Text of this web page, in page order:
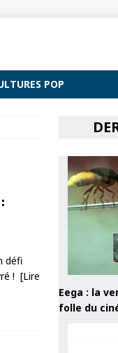
POP
défi
! [Lire
Eega : la
folle du